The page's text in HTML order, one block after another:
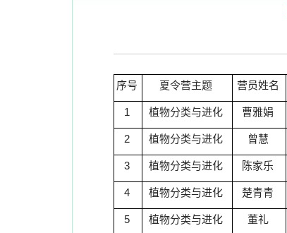
序号 夏令营主题 营员姓名
1 植物分类与进化 曹雅娟
2 植物分类与进化 曾慧
3 植物分类与进化 陈家乐
4 植物分类与进化 楚青青
5 植物分类与进化 董礼